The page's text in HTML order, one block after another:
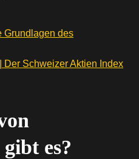
Grundlagen des
Der Schweizer Aktien Index
es?